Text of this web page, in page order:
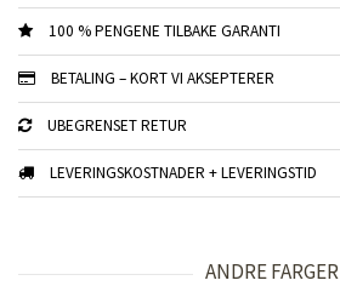
100 % PENGENE TILBAKE GARANTI
BETALING – KORT VI AKSEPTERER
UBEGRENSET RETUR
LEVERINGSKOSTNADER + LEVERINGSTID
ANDRE FARGER